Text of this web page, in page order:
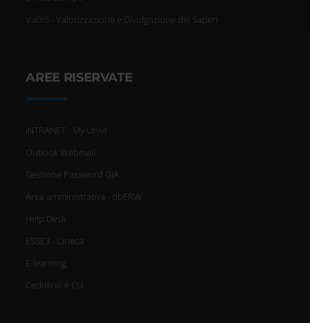
con altre informazioni che hai fornito loro o che hanno
VaDiS - Valorizzazione e Divulgazione dei Saperi
AREE RISERVATE
INTRANET - My Univr
Outlook Webmail
Gestione Password GIA
Area amministrativa - dbERW
Help Desk
ESSE3 - Cineca
E-learning
Cedolino e CU